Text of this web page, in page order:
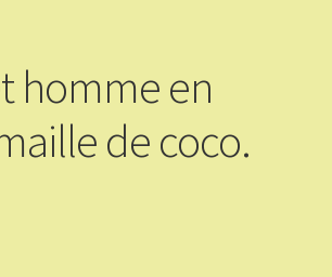
homme en
de coco.